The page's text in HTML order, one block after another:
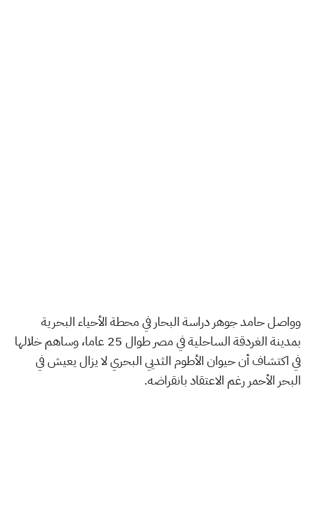
وواصل حامد جوهر دراسة البحار في محطة الأحياء البحرية
بمدينة الغردقة الساحلية في مصر طوال 25 عاما، وساهم خلالها
في اكتشاف أن حيوان الأطوم الثديي البحري لا يزال يعيش في
البحر الأحمر رغم الاعتقاد بانقراضه.